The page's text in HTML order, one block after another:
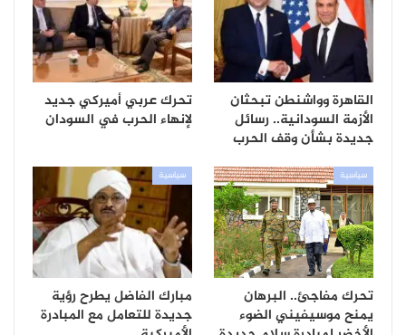
القاهرة وواشنطن تبحثان
الأزمة السودانية.. رسائل
جديدة بشأن وقف الحرب
تحرك عربي أميركي جديد
لإنهاء الحرب في السودان
سياسية
تحرك مفاجئ.. البرهان
يمنح موسيفيني الضوء
سياسية
مبارك الفاضل يطرح رؤية
جديدة للتعامل مع المبادرة